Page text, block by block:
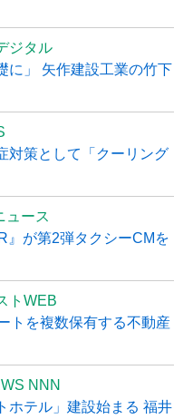
ジタル
に」 矢作建設工業の竹下
対策として「クーリング
ュース
』が第2弾タクシーCMを
トWEB
トを複数保有する不動産
NNN
ホテル」建設始まる 福井